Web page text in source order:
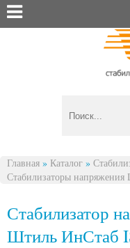

Вы здесь
Главная » Каталог »
Стабилизаторы
Стабилизатор
Штиль ИнСтаб